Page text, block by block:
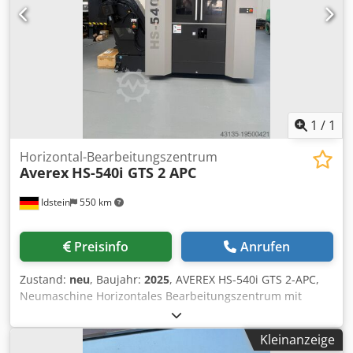
fach Palettenwechsler, Dcjdpfx Aswix Hhoqqjk
Späneförderer, Kühlmittelanlage mit IKZ, *
1 / 1
Idstein 550 km
Horizontal-Bearbeitungszentrum
Averex HS-540i GTS 2 APC
Preisinfo Anrufen
Zustand: neu, Baujahr: 2025, AVEREX HS-540i GTS 2-APC,
Neumaschine Horizontales Bearbeitungszentrum mit
Möglichkeit zur Adaption eines optionalen Paletten-
Rundspeicher (6-APC oder 8-APC) Grundausstattung -
AVEREX MPro1 (FANUC 0i-MF Plus) Dsdpewxdpgefx Aqqeck
Kleinanzeige